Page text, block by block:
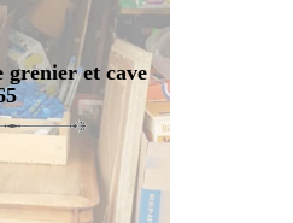
grenier et cave